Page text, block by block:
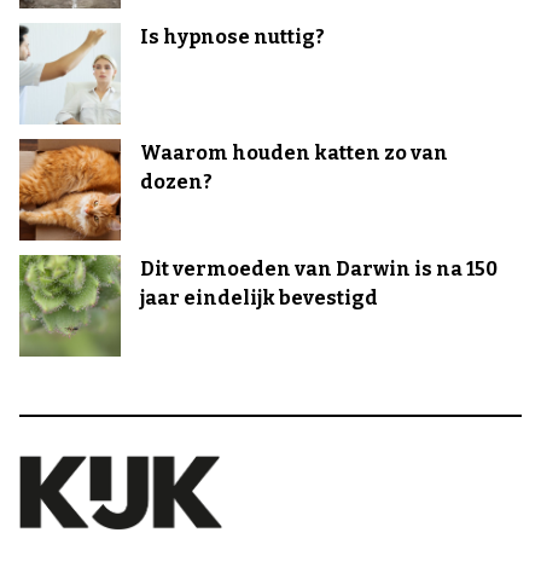
Is hypnose nuttig?
Waarom houden katten zo van
dozen?
Dit vermoeden van Darwin is na 150
jaar eindelijk bevestigd